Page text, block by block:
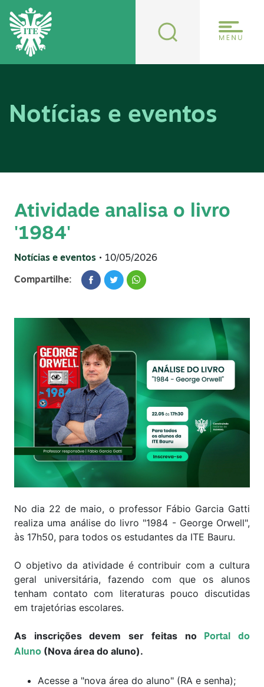
Notícias e eventos
Atividade analisa o livro
'1984'
Notícias e eventos • 10/05/2026
Compartilhe:
No dia 22 de maio, o professor Fábio Garcia Gatti
realiza uma análise do livro "1984 - George Orwell",
às 17h50, para todos os estudantes da ITE Bauru.
O objetivo da atividade é contribuir com a cultura
geral universitária, fazendo com que os alunos
tenham contato com literaturas pouco discutidas
em trajetórias escolares.
As inscrições devem ser feitas no
Portal do
Aluno (Nova área do aluno).
Acesse a "nova área do aluno" (RA e senha);